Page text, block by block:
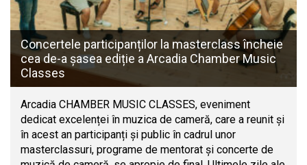
Concertele participanților la masterclass încheie
cea de-a șasea ediție a Arcadia Chamber Music
Classes
Arcadia CHAMBER MUSIC CLASSES, eveniment
dedicat excelenței în muzica de cameră, care a reunit și
în acest an participanți și public în cadrul unor
masterclassuri, programe de mentorat și concerte de